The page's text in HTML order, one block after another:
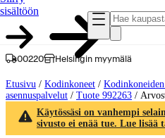
sisältöön
00220 Helsingin myymälä
Etusivu / Kodinkoneet /
asennuspalvelut / Tuote 992263 /
Käytössäsi on vanhempi
sivusto ei enää tue. Lue lisää